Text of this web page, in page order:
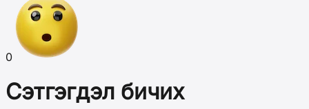
0
Сэтгэгдэл бичих